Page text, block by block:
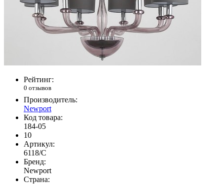
Рейтинг:
0 отзывов
Производитель:
Newport
Код товара:
184-05
10
Артикул:
6118/C
Бренд:
Newport
Страна: